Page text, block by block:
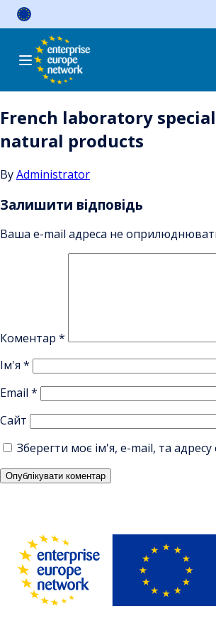
Skip
French laboratory
natural products
ByAdministrator
Залишити відповідь
Ваша e-mail адреса не
Коментар *
Ім'я *
Email *
Сайт
Зберегти моє ім'я, e-mail, та